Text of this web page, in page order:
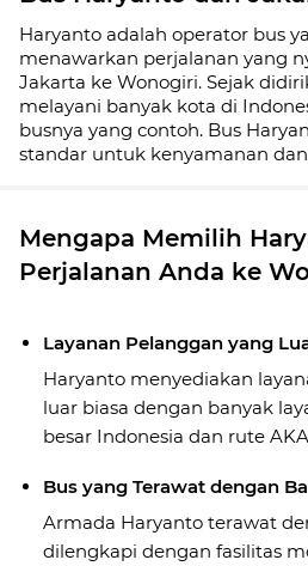
Haryanto adalah operator bus
menawarkan perjalanan yang
Jakarta ke Wonogiri. Sejak
melayani banyak kota di
busnya yang contoh. Bus
standar untuk kenyamanan
Mengapa Memilih
Perjalanan Anda ke
Layanan Pelanggan yang
Haryanto menyediakan
luar biasa dengan banyak
besar Indonesia dan rute
Bus yang Terawat dengan
Armada Haryanto terawat
dilengkapi dengan fasilitas